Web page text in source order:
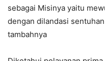
sebagai Misinya yaitu
dengan dilandasi
tambahnya